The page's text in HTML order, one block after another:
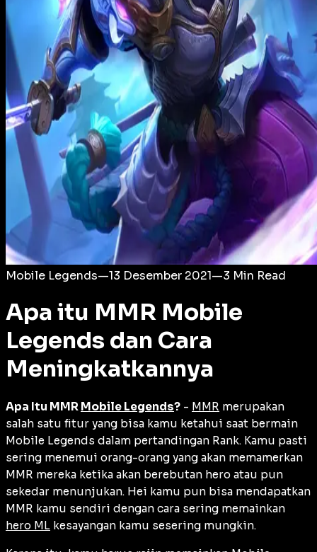
Login
Mobile Legends—13 Desember 2021—3 Min Read
Apa itu MMR Mobile
Legends dan Cara
Meningkatkannya
Apa Itu MMR Mobile Legends? - MMR merupakan
salah satu fitur yang bisa kamu ketahui saat bermain
Mobile Legends dalam pertandingan Rank. Kamu pasti
sering menemui orang-orang yang akan memamerkan
MMR mereka ketika akan berebutan hero atau pun
sekedar menunjukan. Hei kamu pun bisa mendapatkan
MMR kamu sendiri dengan cara sering memainkan
hero ML kesayangan kamu sesering mungkin.